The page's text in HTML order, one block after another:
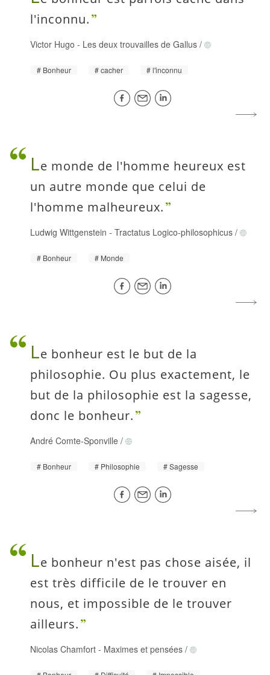
l'inconnu.
Victor Hugo - Les deux trouvailles de Gallus /
Bonheur cacher l'inconnu
Le monde de l'homme heureux est
un autre monde que celui de
l'homme malheureux.
Ludwig Wittgenstein - Tractatus Logico-philosophicus /
Bonheur Monde
Le bonheur est le but de la
philosophie. Ou plus exactement, le
but de la philosophie est la sagesse,
donc le bonheur.
André Comte-Sponville /
Bonheur Philosophie Sagesse
Le bonheur n'est pas chose aisée, il
est très difficile de le trouver en
nous, et impossible de le trouver
ailleurs.
Nicolas Chamfort - Maximes et pensées /